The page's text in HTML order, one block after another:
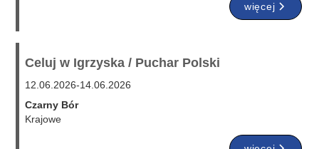
więcej
Celuj w Igrzyska / Puchar Polski
12.06.2026-14.06.2026
Czarny Bór
Krajowe